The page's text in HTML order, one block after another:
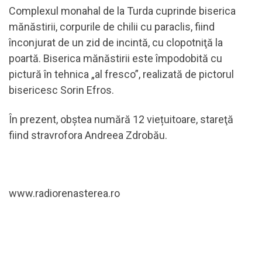
Complexul monahal de la Turda cuprinde biserica
mănăstirii, corpurile de chilii cu paraclis, fiind
înconjurat de un zid de incintă, cu clopotniţă la
poartă. Biserica mănăstirii este împodobită cu
pictură în tehnica „al fresco”, realizată de pictorul
bisericesc Sorin Efros.
În prezent, obştea numără 12 viețuitoare, stareţă
fiind stravrofora Andreea Zdrobău.
www.radiorenasterea.ro